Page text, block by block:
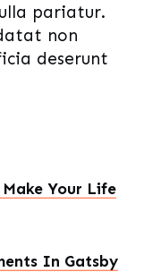
pariatur.
non
deserunt
Your Life
In Gatsby